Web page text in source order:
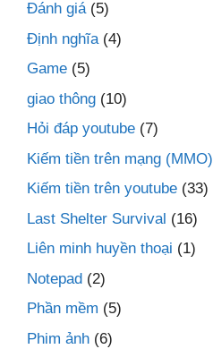
Đánh giá(5)
Định nghĩa (4)
Game (5)
giao thông (10)
Hỏi đáp youtube (7)
Kiếm tiền trên mạng (MMO)
Kiếm tiền trên youtube (33)
Last Shelter Survival (16)
Liên minh huyền thoại (1)
Notepad (2)
Phần mềm (5)
Phim ảnh (6)